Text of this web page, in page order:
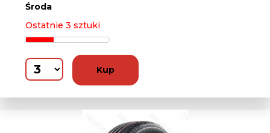
Środa
Ostatnie 3 sztuki
Kup